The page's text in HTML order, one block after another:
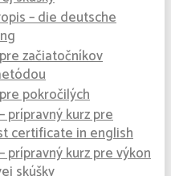
– die deutsche
začiatočníkov
pokročilých
prípravný kurz pre
certificate in english
prípravný kurz pre výkon